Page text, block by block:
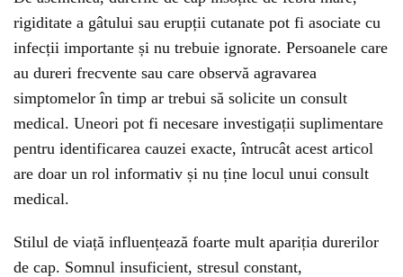
rigiditate a gâtului sau erupții cutanate pot fi asociate cu
infecții importante și nu trebuie ignorate. Persoanele care
au dureri frecvente sau care observă agravarea
simptomelor în timp ar trebui să solicite un consult
medical. Uneori pot fi necesare investigații suplimentare
pentru identificarea cauzei exacte, întrucât acest articol
are doar un rol informativ și nu ține locul unui consult
medical.
Stilul de viață influențează foarte mult apariția durerilor
de cap. Somnul insuficient, stresul constant,